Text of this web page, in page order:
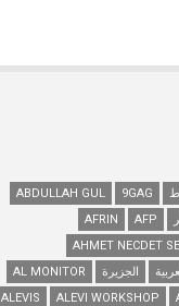
9GAG
ABDULLAH GUL
AFP
AFRIN
AHMET NECDET
الجزيرة
AL MONITOR
ALEVI WORKSHOP
ALEVIS